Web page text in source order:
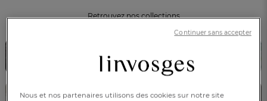
Retrouvez nos collections
LINGE DE LIT
LINGE DE TABLE VÊTEMENTS
Nous et nos partenaires utilisons des cookies sur notre site
Continuer sans accepter